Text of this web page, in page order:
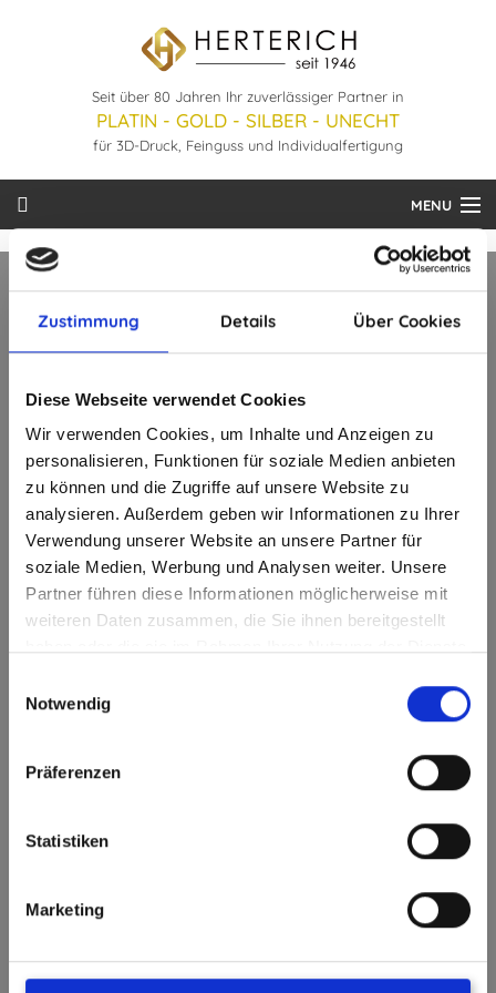
Zustimmung Details Über Cookies
Diese Webseite verwendet Cookies
Wir verwenden Cookies, um Inhalte und Anzeigen zu
personalisieren, Funktionen für soziale Medien anbieten
zu können und die Zugriffe auf unsere Website zu
analysieren. Außerdem geben wir Informationen zu Ihrer
Verwendung unserer Website an unsere Partner für
soziale Medien, Werbung und Analysen weiter. Unsere
Partner führen diese Informationen möglicherweise mit
weiteren Daten zusammen, die Sie ihnen bereitgestellt
Notwendig
Präferenzen
Statistiken
Marketing
Seit über 80 Jahren Ihr zuverlässiger Partner in
PLATIN - GOLD - SILBER - UNECHT
für 3D-Druck, Feinguss und Individualfertigung
MENU
Startseite
Unternehmen
Bestellung
Kontakt
Hier sind wir zu finden:
Hans Herterich GmbH + Co.KG
Burggartenstraße 17
75180 Pforzheim
Deutschland
So können Sie uns ereichen:
info@herterich.de
Unternehmen
Kontakt